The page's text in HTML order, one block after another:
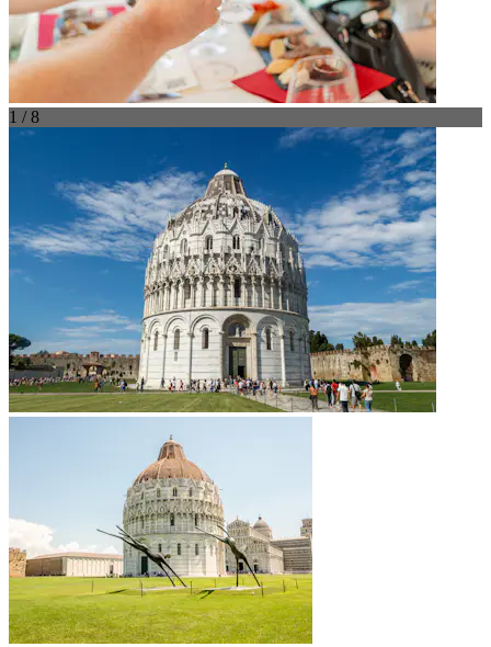
1 / 8